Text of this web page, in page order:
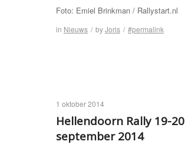
Foto: Emiel Brinkman / Rallystart.nl
in Nieuws / byJoris / #permalink
1 oktober 2014
Hellendoorn Rally 19-20
september 2014